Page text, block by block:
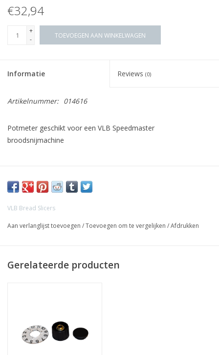
€32,94
+
-
TOEVOEGEN AAN WINKELWAGEN
Informatie Reviews (0)
Artikelnummer: 014616
Potmeter geschikt voor een VLB Speedmaster
broodsnijmachine
VLB Bread Slicers
Aan verlanglijst toevoegen /Toevoegen om te vergelijken /Afdrukken
Gerelateerde producten